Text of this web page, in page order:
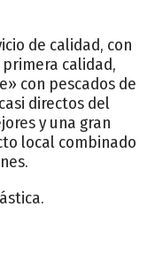
de calidad, con
calidad,
con pescados de
directos del
y una gran
local combinado